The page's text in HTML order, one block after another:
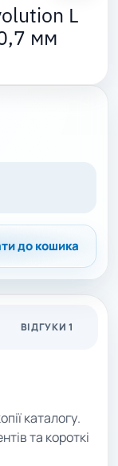
L
мм
до кошика
ВІДГУКИ 1
каталогу.
та короткі